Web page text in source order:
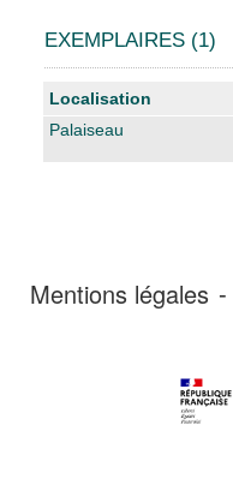
EXEMPLAIRES (1)
Liste des exemplaires
Localisation
Palaiseau
Mentions légales